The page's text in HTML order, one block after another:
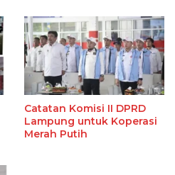
Catatan Komisi II DPRD
Lampung untuk Koperasi
Merah Putih